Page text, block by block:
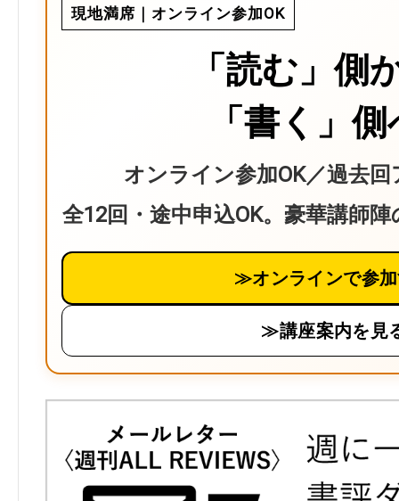
現地満席｜オンライン参加OK
「読む」側
「書く」
オンライン参加OK／過去
全12回・途中申込OK。豪華講師
≫オンラインで参
≫講座案内を見